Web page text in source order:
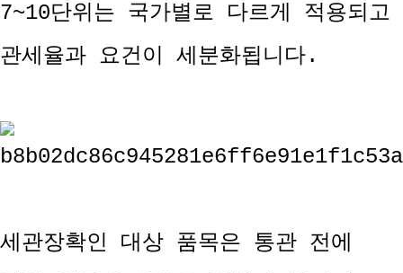
7~10단위는 국가별로 다르게 적용되고
관세율과 요건이 세분화됩니다.
세관장확인 대상 품목은 통관 전에